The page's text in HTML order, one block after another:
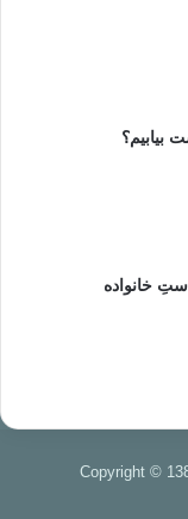
بیابیم؟
خانواده
Copyright ©